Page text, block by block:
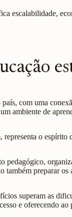
escalabilidade,
com uma
ambiente de
representa o
pedagógico,
também preparar
superam as
e oferecendo